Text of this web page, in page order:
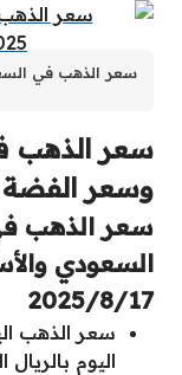
سعر الذهب
وسعر الفضة
سعر الذهب في
السعودي
2025/8/17
سعر الذهب